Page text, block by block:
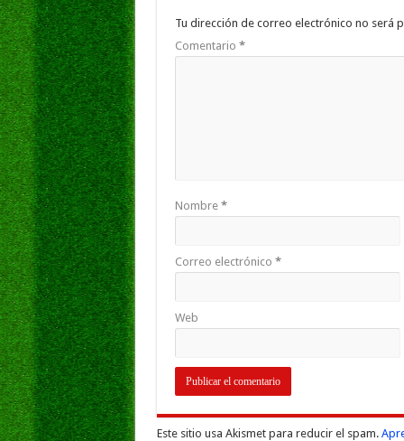
Tu dirección de correo electrónico no será
Comentario *
Nombre *
Correo electrónico *
Web
Este sitio usa Akismet para reducir el spam.